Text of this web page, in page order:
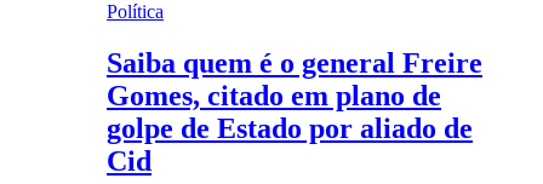
Política
Saiba quem é o general Freire
Gomes, citado em plano de
golpe de Estado por aliado de
Cid